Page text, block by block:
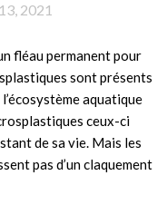
2021
fléau permanent pour
sont présents
aquatique
ceux-ci
de sa vie. Mais les
pas d’un claquement